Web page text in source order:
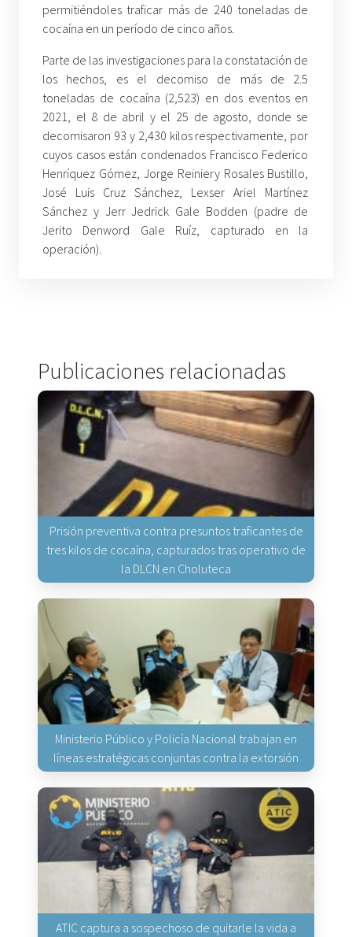
permitiéndoles traficar más de 240 toneladas de
cocaína en un período de cinco años.
Parte de las investigaciones para la constatación de
los hechos, es el decomiso de más de 2.5
toneladas de cocaína (2,523) en dos eventos en
2021, el 8 de abril y el 25 de agosto, donde se
decomisaron 93 y 2,430 kilos respectivamente, por
cuyos casos están condenados Francisco Federico
Henríquez Gómez, Jorge Reiniery Rosales Bustillo,
José Luis Cruz Sánchez, Lexser Ariel Martínez
Sánchez y Jerr Jedrick Gale Bodden (padre de
Jerito Denword Gale Ruíz, capturado en la
operación).
Publicaciones relacionadas
Prisión preventiva contra presuntos traficantes de
tres kilos de cocaína, capturados tras operativo de
la DLCN en Choluteca
Ministerio Público y Policía Nacional trabajan en
líneas estratégicas conjuntas contra la extorsión
ATIC captura a sospechoso de quitarle la vida a